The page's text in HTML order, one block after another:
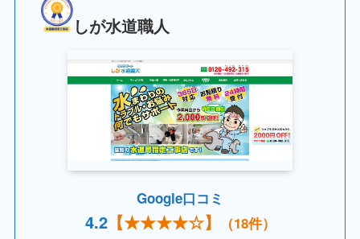
しが水道職人
Google口コミ
4.2【★★★★☆】 （18件）